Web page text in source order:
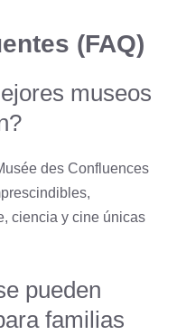
(FAQ)
museos
des Confluences
ciencia y cine únicas
pueden
familias